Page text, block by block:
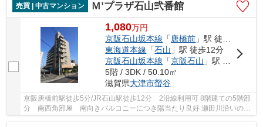
売買 | 中古マンション
Ｍ’プラザ石山弐番館
1,080万円
京阪石山坂本線 「 唐橋前 」駅 徒歩5分
東海道本線 「石山 」駅 徒歩12分
京阪石山坂本線 「京阪石山 」駅 徒歩12分
5階 / 3DK / 50.10㎡
滋賀県大津市螢谷
京阪唐橋前駅徒歩5分/JR石山駅徒歩12分 2沿線利用可 8階建ての5階部
分 南西角部屋 南向きバルコニーにつき陽当たり良好 瀬田川沿いの道